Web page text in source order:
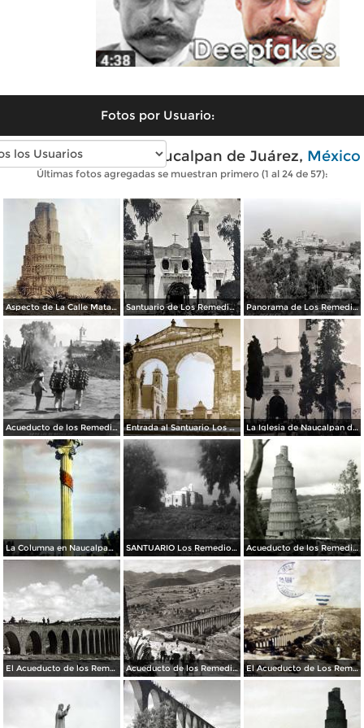
Fotos por Usuario:
Fotos antiguas de Naucalpan de Juárez, México
Últimas fotos agregadas se muestran primero (1 al 24 de 57):
Aspecto de La Calle Matamoros ( Circulada el 21 de Julio de 1931 ). Santuario de Los Remedios Naucalpan de Juárez, Edo de México. Panorama de Los Remedios.
Acueducto de los Remedios Entrada al Santuario Los Remedios Naucalpan de Juárez Edo de México. La Iglesia de Naucalpan de Juárez, Edo de México Por el Fotógrafo Hugo Brehme.
La Columna en Naucalpan de Juárez, Edo de México. SANTUARIO Los Remedios Naucalpan de Juárez Edo de México. Acueducto de los Remedios
El Acueducto de los Remedios. Acueducto de los Remedios El Acueducto de Los Remedios Por el fotografo Hugo Brehme Circulada el 1 de Abril de 1929 ).